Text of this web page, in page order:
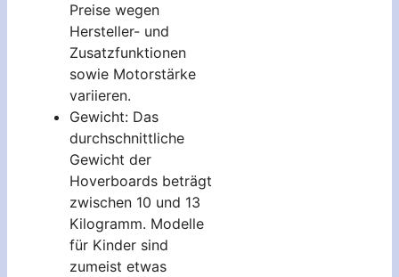
Preise wegen
Hersteller- und
Zusatzfunktionen
sowie Motorstärke
variieren.
Gewicht: Das
durchschnittliche
Gewicht der
Hoverboards beträgt
zwischen 10 und 13
Kilogramm. Modelle
für Kinder sind
zumeist etwas